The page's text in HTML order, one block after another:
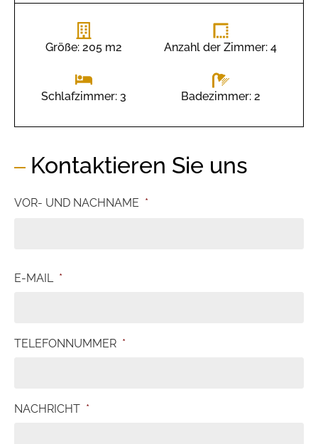
Größe: 205 m2 Anzahl der Zimmer: 4
Schlafzimmer: 3 Badezimmer: 2
Kontaktieren Sie uns
VOR- UND NACHNAME *
E-MAIL *
TELEFONNUMMER *
NACHRICHT *